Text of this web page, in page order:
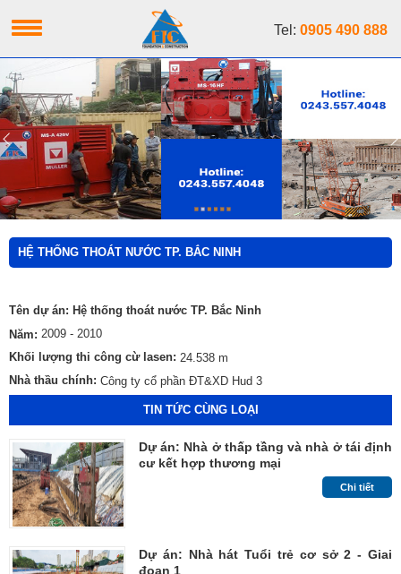
Tel: 0905 490 888
HỆ THỐNG THOÁT NƯỚC TP. BẮC NINH
Tên dự án: Hệ thống thoát nước TP. Bắc Ninh
Năm: 2009 - 2010
Khối lượng thi công cừ lasen: 24.538 m
Nhà thầu chính: Công ty cổ phần ĐT&XD Hud 3
TIN TỨC CÙNG LOẠI
Dự án: Nhà ở thấp tầng và nhà ở tái định
cư kết hợp thương mại
Chi tiết
Dự án: Nhà hát Tuổi trẻ cơ sở 2 - Giai
đoạn 1